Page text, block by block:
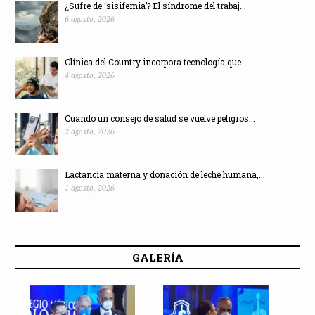
¿Sufre de ‘sisifemia’? El síndrome del trabaj...
6 agosto, 2026
Clínica del Country incorpora tecnología que ...
4 agosto, 2026
Cuando un consejo de salud se vuelve peligros...
2 agosto, 2026
Lactancia materna y donación de leche humana,...
1 agosto, 2026
GALERÍA